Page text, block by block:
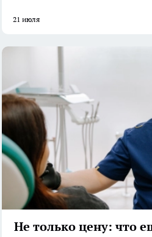
21 июля
Не только цену: что